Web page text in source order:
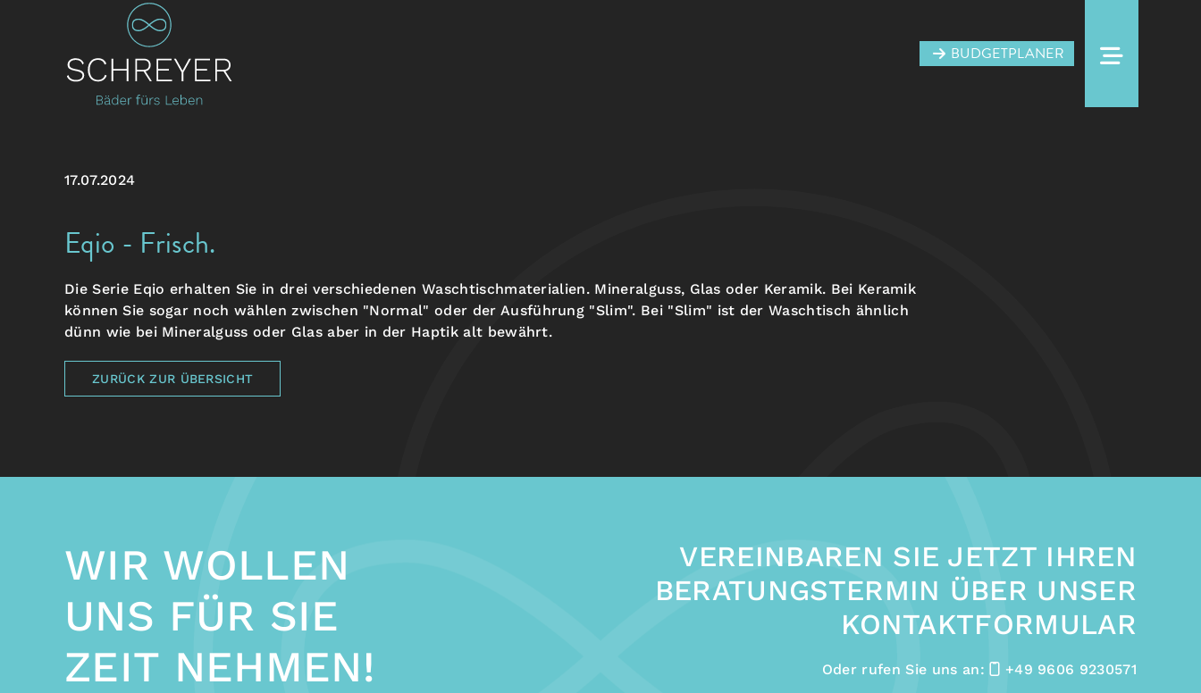
BUDGETPLANER
17.07.2024
Eqio - Frisch.
Die Serie Eqio erhalten Sie in drei verschiedenen Waschtischmaterialien. Mineralguss, Glas oder Keramik. Bei Keramik
können Sie sogar noch wählen zwischen "Normal" oder der Ausführung "Slim". Bei "Slim" ist der Waschtisch ähnlich
dünn wie bei Mineralguss oder Glas aber in der Haptik alt bewährt.
ZURÜCK ZUR ÜBERSICHT
WIR WOLLEN
UNS FÜR SIE
ZEIT NEHMEN!
VEREINBAREN SIE JETZT IHREN
BERATUNGSTERMIN ÜBER UNSER
KONTAKTFORMULAR
Oder rufen Sie uns an: +49 9606 9230571